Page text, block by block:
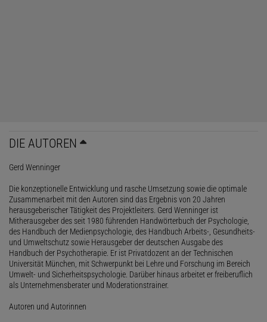
DIE AUTOREN
Gerd Wenninger
Die konzeptionelle Entwicklung und rasche Umsetzung sowie die optimale
Zusammenarbeit mit den Autoren sind das Ergebnis von 20 Jahren
herausgeberischer Tätigkeit des Projektleiters. Gerd Wenninger ist
Mitherausgeber des seit 1980 führenden Handwörterbuch der Psychologie,
des Handbuch der Medienpsychologie, des Handbuch Arbeits-, Gesundheits-
und Umweltschutz sowie Herausgeber der deutschen Ausgabe des
Handbuch der Psychotherapie. Er ist Privatdozent an der Technischen
Universität München, mit Schwerpunkt bei Lehre und Forschung im Bereich
Umwelt- und Sicherheitspsychologie. Darüber hinaus arbeitet er freiberuflich
als Unternehmensberater und Moderationstrainer.
Autoren und Autorinnen